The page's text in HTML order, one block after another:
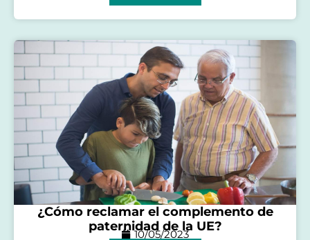
¿Cómo reclamar el complemento de
paternidad de la UE?
10/05/2023